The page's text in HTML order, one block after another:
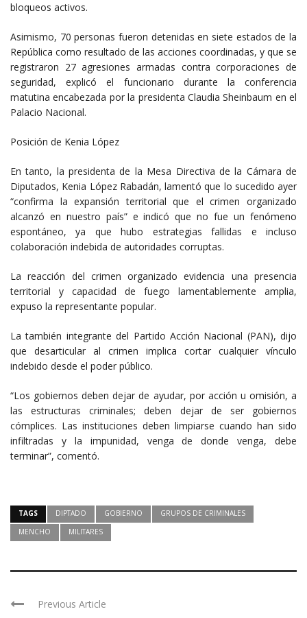
bloqueos activos.
Asimismo, 70 personas fueron detenidas en siete estados de la
República como resultado de las acciones coordinadas, y que se
registraron 27 agresiones armadas contra corporaciones de
seguridad, explicó el funcionario durante la conferencia
matutina encabezada por la presidenta Claudia Sheinbaum en el
Palacio Nacional.
Posición de Kenia López
En tanto, la presidenta de la Mesa Directiva de la Cámara de
Diputados, Kenia López Rabadán, lamentó que lo sucedido ayer
“confirma la expansión territorial que el crimen organizado
alcanzó en nuestro país” e indicó que no fue un fenómeno
espontáneo, ya que hubo estrategias fallidas e incluso
colaboración indebida de autoridades corruptas.
La reacción del crimen organizado evidencia una presencia
territorial y capacidad de fuego lamentablemente amplia,
expuso la representante popular.
La también integrante del Partido Acción Nacional (PAN), dijo
que desarticular al crimen implica cortar cualquier vínculo
indebido desde el poder público.
“Los gobiernos deben dejar de ayudar, por acción u omisión, a
las estructuras criminales; deben dejar de ser gobiernos
cómplices. Las instituciones deben limpiarse cuando han sido
infiltradas y la impunidad, venga de donde venga, debe
terminar”, comentó.
TAGS DIPTADO GOBIERNO
GRUPOS DE CRIMINALES
MENCHO
MILITARES
Previous Article